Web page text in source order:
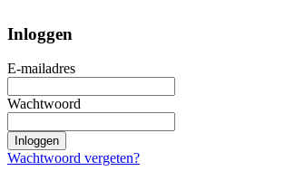
Inloggen
E-mailadres
Wachtwoord
Inloggen
Wachtwoord vergeten?